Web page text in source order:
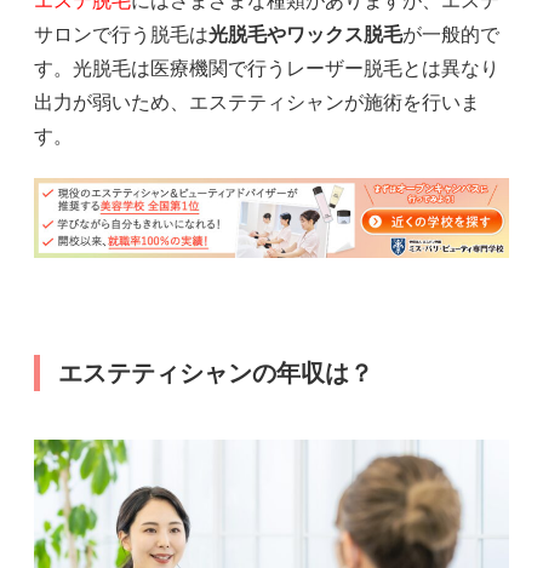
サロンで行う脱毛は光脱毛やワックス脱毛が一般的で
す。光脱毛は医療機関で行うレーザー脱毛とは異なり
出力が弱いため、エステティシャンが施術を行いま
す。
エステティシャンの年収は？